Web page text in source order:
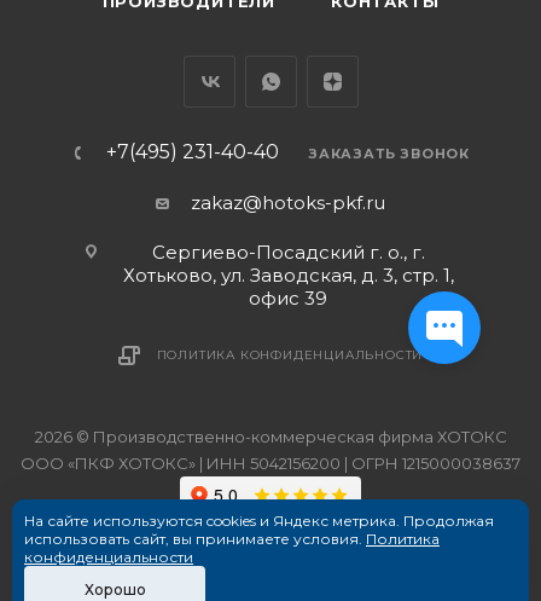
+7(495) 231-40-40 ЗАКАЗАТЬ ЗВОНОК
zakaz@hotoks-pkf.ru
Сергиево-Посадский г. о., г.
Хотьково, ул. Заводская, д. 3, стр. 1,
офис 39
ПОЛИТИКА КОНФИДЕНЦИАЛЬНОСТИ
2026 © Производственно-коммерческая фирма ХОТОКС
ООО «ПКФ ХОТОКС» | ИНН 5042156200 | ОГРН 1215000038637
На сайте используются cookies и Яндекс метрика. Продолжая
использовать сайт, вы принимаете условия. Политика
конфиденциальности
Хорошо